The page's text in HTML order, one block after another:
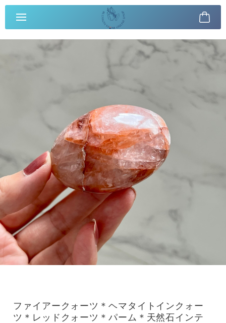
ファイアークォーツ＊ヘマタイトインクォー
ツ＊レッドクォーツ＊パーム＊天然石インテ